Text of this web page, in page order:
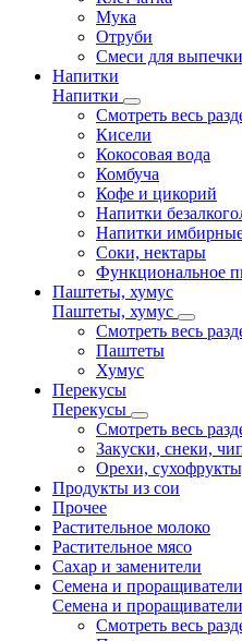
Мука
Отруби
Смеси для выпечки
Напитки
Напитки
Смотреть весь
Кисели
Кокосовая вода
Комбуча
Кофе и цикорий
Напитки
Напитки
Соки, нектары
Функциональное
Паштеты, хумус
Паштеты, хумус
Смотреть весь
Паштеты
Хумус
Перекусы
Перекусы
Смотреть весь
Закуски, снеки,
Орехи,
Продукты из сои
Прочее
Растительное молоко
Растительное мясо
Сахар и заменители
Семена и проращиватели
Семена и проращиватели
Смотреть весь